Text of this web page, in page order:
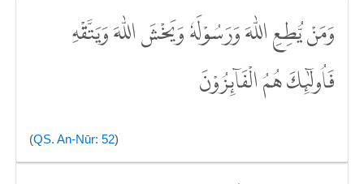
وَمَنْ يُّطِعِ اللّٰهَ وَرَسُوْلَهٗ وَيَخْشَ اللّٰهَ وَيَتَّقْهِ
فَاُولٰۤىِٕكَ هُمُ الْفَاۤىِٕزُوْنَ
(QS. An-Nūr: 52)